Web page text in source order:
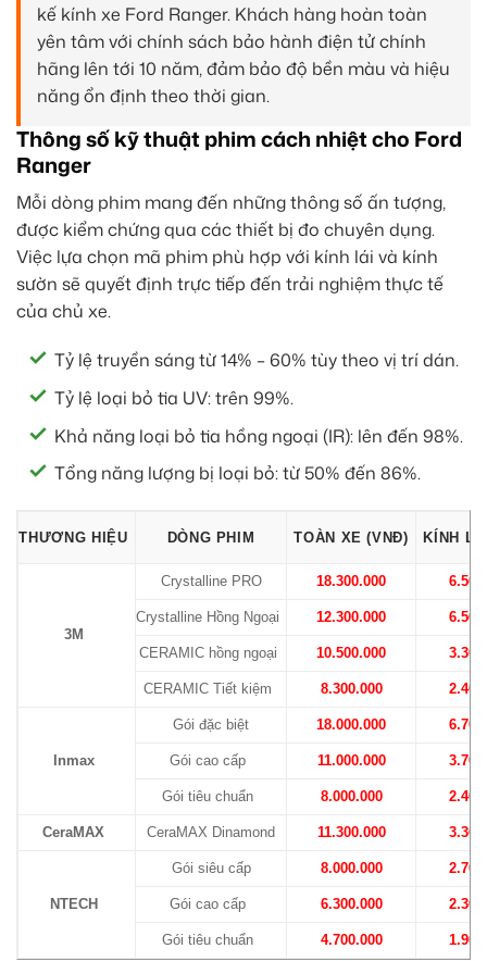
kế kính xe Ford Ranger. Khách hàng hoàn toàn
yên tâm với chính sách bảo hành điện tử chính
hãng lên tới 10 năm, đảm bảo độ bền màu và hiệu
năng ổn định theo thời gian.
Thông số kỹ thuật phim cách nhiệt cho Ford
Ranger
Mỗi dòng phim mang đến những thông số ấn tượng,
được kiểm chứng qua các thiết bị đo chuyên dụng.
Việc lựa chọn mã phim phù hợp với kính lái và kính
sườn sẽ quyết định trực tiếp đến trải nghiệm thực tế
của chủ xe.
Tỷ lệ truyền sáng từ 14% – 60% tùy theo vị trí dán.
Tỷ lệ loại bỏ tia UV: trên 99%.
Khả năng loại bỏ tia hồng ngoại (IR): lên đến 98%.
Tổng năng lượng bị loại bỏ: từ 50% đến 86%.
THƯƠNG HIỆU DÒNG PHIM TOÀN XE (VNĐ) KÍNH
3M
Crystalline PRO 18.300.000
Crystalline Hồng Ngoại 12.300.000
CERAMIC hồng ngoại 10.500.000
CERAMIC Tiết kiệm 8.300.000
Inmax
Gói đặc biệt 18.000.000
Gói cao cấp 11.000.000
Gói tiêu chuẩn 8.000.000
CeraMAX CeraMAX Dinamond 11.300.000
NTECH
Gói siêu cấp 8.000.000
Gói cao cấp 6.300.000
Gói tiêu chuẩn 4.700.000